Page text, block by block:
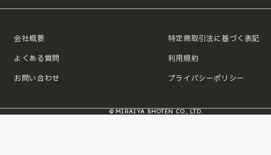
会社概要
よくある質問
お問い合わせ
特定商取引法に基づく表記
利用規約
プライバシーポリシー
© MIRAIYA SHOTEN CO., LTD.